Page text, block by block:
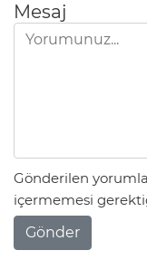
Mesaj
Gönderilen
içermemesi
Gönder